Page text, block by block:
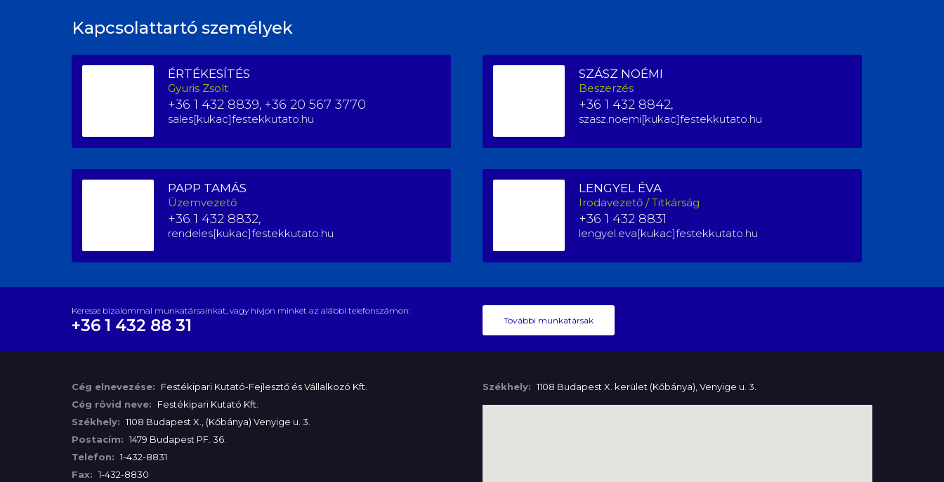
Kapcsolattartó személyek
ÉRTÉKESÍTÉS
Gyuris Zsolt
+36 1 432 8839, +36 20 567 3770
sales[kukac]festekkutato.hu
SZÁSZ NOÉMI
Beszerzés
+36 1 432 8842,
szasz.noemi[kukac]festekkutato.hu
PAPP TAMÁS
Üzemvezető
+36 1 432 8832,
rendeles[kukac]festekkutato.hu
LENGYEL ÉVA
Irodavezető / Titkárság
+36 1 432 8831
lengyel.eva[kukac]festekkutato.hu
Keresse bizalommal munkatársainkat, vagy hívjon minket az alábbi telefonszámon:
+36 1 432 88 31 További munkatársak
Cég elnevezése:
Festékipari Kutató-Fejlesztő és Vállalkozó Kft.
Cég rövid neve:
Festékipari Kutató Kft.
Székhely: 1108 Budapest X., (Kőbánya) Venyige u. 3.
Postacím: 1479 Budapest PF. 36.
Telefon: 1-432-8831
Fax: 1-432-8830
Székhely: 1108 Budapest X. kerület (Kőbánya), Venyige u. 3.